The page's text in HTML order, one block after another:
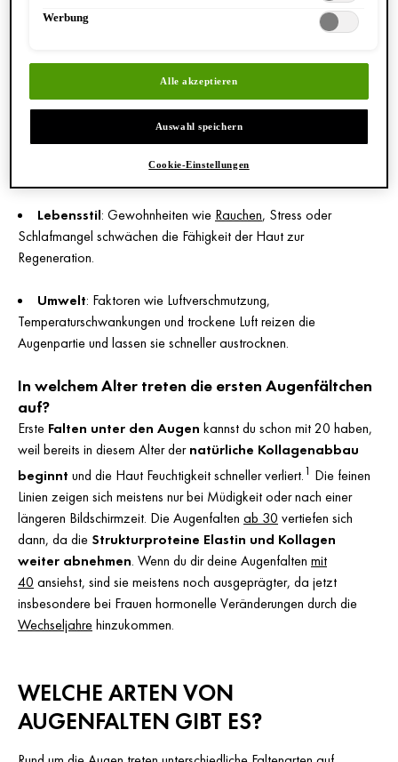
Talgdrüsen, wodurch ihr das Polster fehlt. Immer dann, wenn du
Augen zusammen. In jüngeren Jahren sind diese Mimikfalten noch
dynamisch, werden aber irgendwann zu statischen Falten.
Weitere begünstigende Auslöser für Augenfalten sind:
Kollagen ab und beschleunigen so die Hautalterung.
Lebensstil: Gewohnheiten wie Rauchen, Stress oder
Schlafmangel schwächen die Fähigkeit der Haut zur
Regeneration.
Umwelt: Faktoren wie Luftverschmutzung,
Temperaturschwankungen und trockene Luft reizen die
Augenpartie und lassen sie schneller austrocknen.
In welchem Alter treten die ersten Augenfältchen
auf?
Erste Falten unter den Augen kannst du schon mit 20 haben,
weil bereits in diesem Alter dernatürliche Kollagenabbau
beginnt und die Haut Feuchtigkeit schneller verliert.1 Die feinen
Linien zeigen sich meistens nur bei Müdigkeit oder nach einer
längeren Bildschirmzeit. Die Augenfalten ab 30 vertiefen sich
dann, da die Strukturproteine Elastin und Kollagen
weiter abnehmen. Wenn du dir deine Augenfalten mit
40 ansiehst, sind sie meistens noch ausgeprägter, da jetzt
insbesondere bei Frauen hormonelle Veränderungen durch die
Wechseljahrehinzukommen.
WELCHE ARTEN VON
AUGENFALTEN GIBT ES?
Werbung
Alle akzeptieren
Auswahl speichern
Cookie-Einstellungen